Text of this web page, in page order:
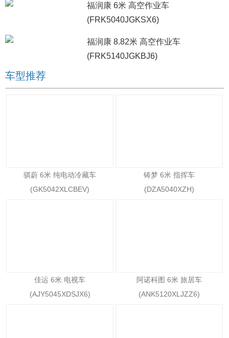
福润康 6米 高空作业车
(FRK5040JGKSX6)
福润康 8.82米 高空作业车
(FRK5140JGKBJ6)
车型推荐
骐蔚 6米 纯电动冷藏车
(GK5042XLCBEV)
铸梦 6米 指挥车
(DZA5040XZH)
佳运 6米 电视车
(AJY5045XDSJX6)
阿诺科图 6米 旅居车
(ANK5120XLJZZ6)